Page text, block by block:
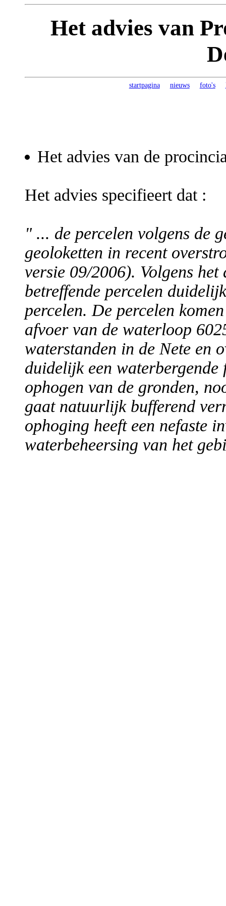
Het advies van
startpagina nieuws foto's
Het advies van de
Het advies specifieert dat :
" ... de percelen volgens de
geoloketten in recent
versie 09/2006). Volgens
betreffende percelen
percelen. De percelen
afvoer van de waterloop
waterstanden in de Nete en
duidelijk een
ophogen van de gronden,
gaat natuurlijk bufferend
ophoging heeft een nefaste
waterbeheersing van het